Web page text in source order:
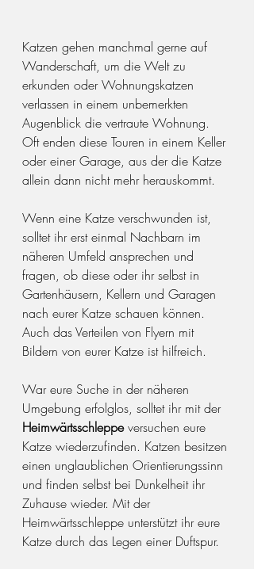
Katzen gehen manchmal gerne auf
Wanderschaft, um die Welt zu
erkunden oder Wohnungskatzen
verlassen in einem unbemerkten
Augenblick die vertraute Wohnung.
Oft enden diese Touren in einem Keller
oder einer Garage, aus der die Katze
allein dann nicht mehr herauskommt.
Wenn eine Katze verschwunden ist,
solltet ihr erst einmal Nachbarn im
näheren Umfeld ansprechen und
fragen, ob diese oder ihr selbst in
Gartenhäusern, Kellern und Garagen
nach eurer Katze schauen können.
Auch das Verteilen von Flyern mit
Bildern von eurer Katze ist hilfreich.
War eure Suche in der näheren
Umgebung erfolglos, solltet ihr mit der
Heimwärtsschleppe versuchen eure
Katze wiederzufinden. Katzen besitzen
einen unglaublichen Orientierungssinn
und finden selbst bei Dunkelheit ihr
Zuhause wieder. Mit der
Heimwärtsschleppe unterstützt ihr eure
Katze durch das Legen einer Duftspur.